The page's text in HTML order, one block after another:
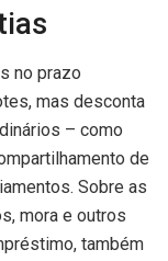
no prazo
mas desconta
– como
de
Sobre as
mora e outros
também